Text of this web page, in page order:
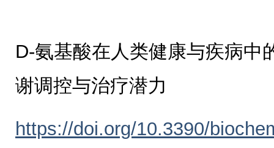
D-氨基酸在人类健康与疾病中
谢调控与治疗潜力
https://doi.org/10.3390/